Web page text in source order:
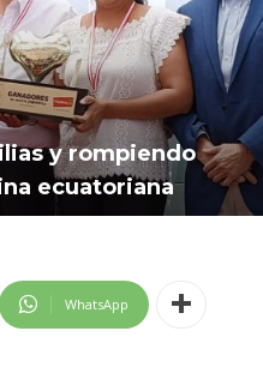
y rompiendo
ecuatoriana
WhatsApp